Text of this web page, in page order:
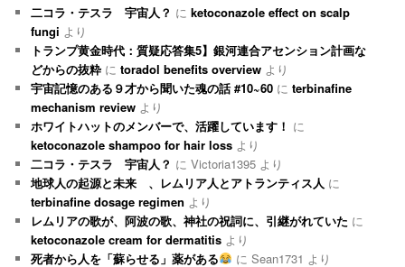
二コラ・テスラ 宇宙人？ にketoconazole effect on scalp
fungi より
トランプ黄金時代：質疑応答集5】銀河連合アセンション計画な
どからの抜粋 にtoradol benefits overview より
宇宙記憶のある９才から聞いた魂の話 #10~60 にterbinafine
mechanism review より
ホワイトハットのメンバーで、活躍しています！ に
ketoconazole shampoo for hair loss より
二コラ・テスラ 宇宙人？ にVictoria1395 より
地球人の起源と未来 、レムリア人とアトランティス人 に
terbinafine dosage regimen より
レムリアの歌が、阿波の歌、神社の祝詞に、引継がれていた に
ketoconazole cream for dermatitis より
死者から人を「蘇らせる」薬がある
に Sean1731 より